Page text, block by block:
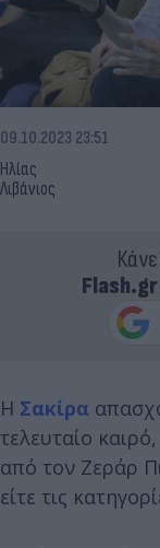
Ηλίας
Λιβάνιος
09.10.2023 23:51
Flash.gr
Η Σακίρα
τελευταίο
από τον Ζεράρ
είτε τις